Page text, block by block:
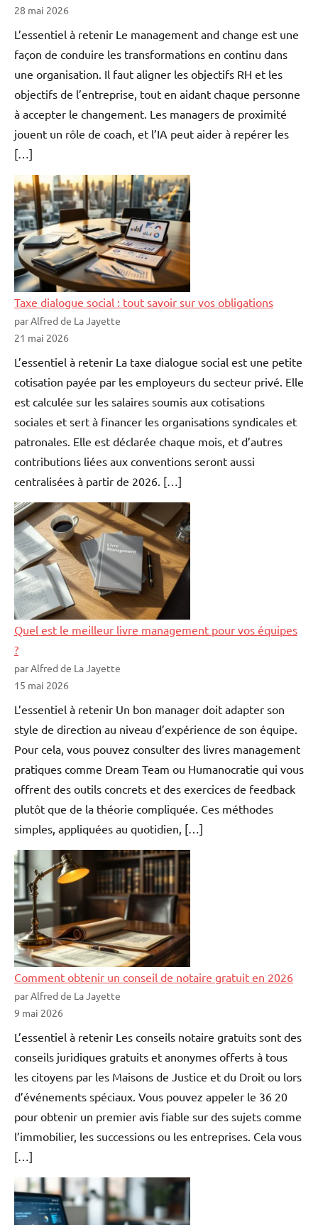
28 mai 2026
L’essentiel à retenir Le management and change est une
façon de conduire les transformations en continu dans
une organisation. Il faut aligner les objectifs RH et les
objectifs de l’entreprise, tout en aidant chaque personne
à accepter le changement. Les managers de proximité
jouent un rôle de coach, et l’IA peut aider à repérer les
[…]
Taxe dialogue social : tout savoir sur vos obligations
par Alfred de La Jayette
21 mai 2026
L’essentiel à retenir La taxe dialogue social est une petite
cotisation payée par les employeurs du secteur privé. Elle
est calculée sur les salaires soumis aux cotisations
sociales et sert à financer les organisations syndicales et
patronales. Elle est déclarée chaque mois, et d’autres
contributions liées aux conventions seront aussi
centralisées à partir de 2026. […]
Quel est le meilleur livre management pour vos équipes
?
par Alfred de La Jayette
15 mai 2026
L’essentiel à retenir Un bon manager doit adapter son
style de direction au niveau d’expérience de son équipe.
Pour cela, vous pouvez consulter des livres management
pratiques comme Dream Team ou Humanocratie qui vous
offrent des outils concrets et des exercices de feedback
plutôt que de la théorie compliquée. Ces méthodes
simples, appliquées au quotidien, […]
Comment obtenir un conseil de notaire gratuit en 2026
par Alfred de La Jayette
9 mai 2026
L’essentiel à retenir Les conseils notaire gratuits sont des
conseils juridiques gratuits et anonymes offerts à tous
les citoyens par les Maisons de Justice et du Droit ou lors
d’événements spéciaux. Vous pouvez appeler le 36 20
pour obtenir un premier avis fiable sur des sujets comme
l’immobilier, les successions ou les entreprises. Cela vous
[…]